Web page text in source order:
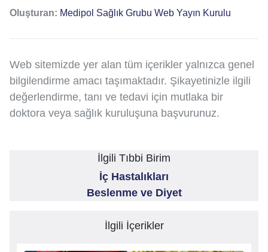
Oluşturan: Medipol Sağlık Grubu Web Yayın Kurulu
Web sitemizde yer alan tüm içerikler yalnızca genel
bilgilendirme amacı taşımaktadır. Şikayetinizle ilgili
değerlendirme, tanı ve tedavi için mutlaka bir
doktora veya sağlık kuruluşuna başvurunuz.
İlgili Tıbbi Birim
İç Hastalıkları
Beslenme ve Diyet
İlgili İçerikler